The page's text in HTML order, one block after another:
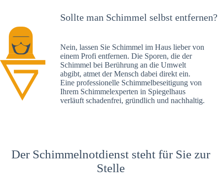
Sollte man Schimmel selbst entfernen?
Nein, lassen Sie Schimmel im Haus lieber von
einem Profi entfernen. Die Sporen, die der
Schimmel bei Berührung an die Umwelt
abgibt, atmet der Mensch dabei direkt ein.
Eine professionelle Schimmelbeseitigung von
Ihrem Schimmelexperten in Spiegelhaus
verläuft schadenfrei, gründlich und nachhaltig.
Der Schimmelnotdienst steht für Sie zur
Stelle